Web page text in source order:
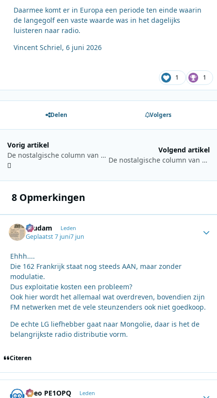
Daarmee komt er in Europa een periode ten einde waarin
de langegolf een vaste waarde was in het dagelijks
luisteren naar radio.
Vincent Schriel, 6 juni 2026
1 1
Delen Volgers
Vorig artikel
De nostalgische column van Hans Knot 6 juni 2026: Storingen of geen storingen, een reconstructie
Volgend artikel
De nostalgische column van Hans Knot 20 juni 2026: De kranten stonden bol over de Barend Servet Show in 1972
8 Opmerkingen
ruudam Leden
Geplaatst7 juni7 jun
Ehhh....
Die 162 Frankrijk staat nog steeds AAN, maar zonder
modulatie.
Dus exploitatie kosten een probleem?
Ook hier wordt het allemaal wat overdreven, bovendien zijn
FM netwerken met de vele steunzenders ook niet goedkoop.
De echte LG liefhebber gaat naar Mongolie, daar is het de
belangrijkste radio distributie vorm.
Citeren
Theo PE1OPQ Leden